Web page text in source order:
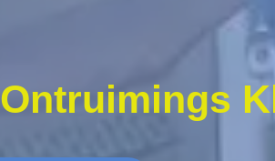
Ontruimings